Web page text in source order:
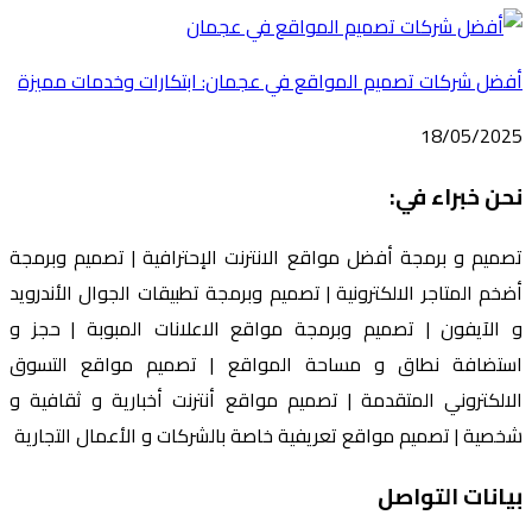
أفضل شركات تصميم المواقع في عجمان: ابتكارات وخدمات مميزة
18/05/2025
نحن خبراء في:
تصميم و برمجة أفضل مواقع الانترنت الإحترافية | تصميم وبرمجة
أضخم المتاجر الالكترونية | تصميم وبرمجة تطبيقات الجوال الأندرويد
و الآيفون | تصميم وبرمجة مواقع الاعلانات المبوبة | حجز و
استضافة نطاق و مساحة المواقع | تصميم مواقع التسوق
الالكتروني المتقدمة | تصميم مواقع أنترنت أخبارية و ثقافية و
شخصية | تصميم مواقع تعريفية خاصة بالشركات و الأعمال التجارية
بيانات التواصل